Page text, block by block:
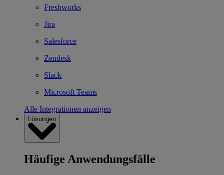
Freshworks
Jira
Salesforce
Zendesk
Slack
Microsoft Teams
Alle Integrationen anzeigen
Lösungen
Häufige Anwendungsfälle